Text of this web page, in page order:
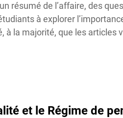
résumé de l’affaire, des
à explorer
la majorité, que les articles
et le Régime de